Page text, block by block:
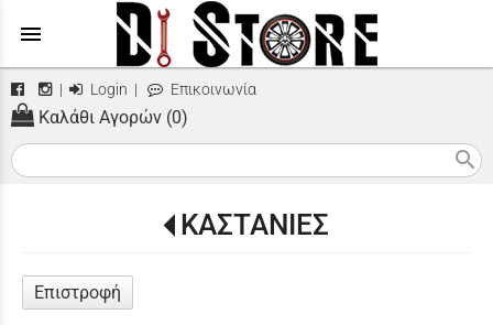
menu
| Login | Επικοινωνία
Καλάθι Αγορών (0)
search
ΚΑΣΤΑΝΙΕΣ
Επιστροφή